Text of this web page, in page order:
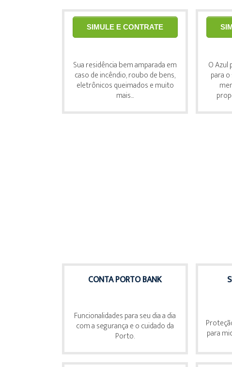
Sua residência bem amparada em
caso de incêndio, roubo de bens,
eletrônicos queimados e muito
mais...
SIMULE E CONTRATE
O Azul
para
CONTA PORTO BANK
Funcionalidades para seu dia a dia
com a segurança e o cuidado da
Porto. para